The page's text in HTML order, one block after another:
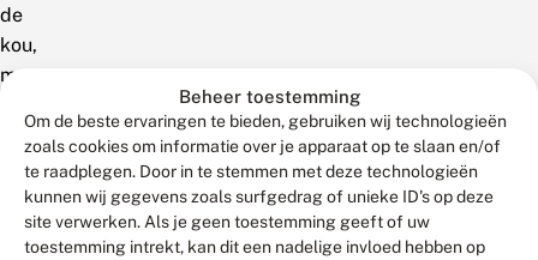
Beheer toestemming
Om de beste ervaringen te bieden, gebruiken wij technologieën
zoals cookies om informatie over je apparaat op te slaan en/of
te raadplegen. Door in te stemmen met deze technologieën
kunnen wij gegevens zoals surfgedrag of unieke ID's op deze
site verwerken. Als je geen toestemming geeft of uw
toestemming intrekt, kan dit een nadelige invloed hebben op
de
kou,
maar
wel
minder
omdat